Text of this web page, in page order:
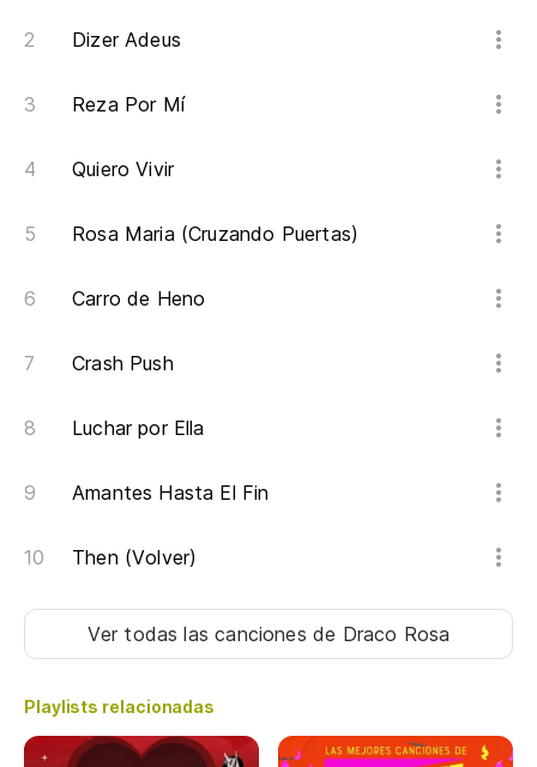
Dizer Adeus
Reza Por Mí
Quiero Vivir
Rosa Maria (Cruzando Puertas)
Carro de Heno
Crash Push
Luchar por Ella
Amantes Hasta El Fin
Then (Volver)
Ver todas las canciones de Draco Rosa
Playlists relacionadas